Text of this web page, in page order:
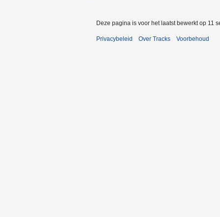
Deze pagina is voor het laatst bewerkt op 11
Privacybeleid Over Tracks Voorbehoud